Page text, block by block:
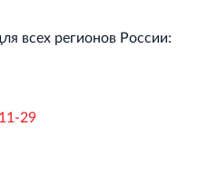
всех регионов России:
29